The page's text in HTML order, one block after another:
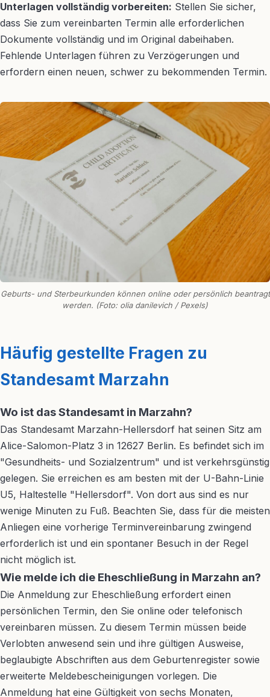
Unterlagen vollständig vorbereiten: Stellen Sie sicher,
dass Sie zum vereinbarten Termin alle erforderlichen
Dokumente vollständig und im Original dabeihaben.
Fehlende Unterlagen führen zu Verzögerungen und
erfordern einen neuen, schwer zu bekommenden Termin.
Geburts- und Sterbeurkunden können online oder persönlich beantragt
werden. (Foto: olia danilevich / Pexels)
Häufig gestellte Fragen zu
Standesamt Marzahn
Wo ist das Standesamt in Marzahn?
Das Standesamt Marzahn-Hellersdorf hat seinen Sitz am
Alice-Salomon-Platz 3 in 12627 Berlin. Es befindet sich im
"Gesundheits- und Sozialzentrum" und ist verkehrsgünstig
gelegen. Sie erreichen es am besten mit der U-Bahn-Linie
U5, Haltestelle "Hellersdorf". Von dort aus sind es nur
wenige Minuten zu Fuß. Beachten Sie, dass für die meisten
Anliegen eine vorherige Terminvereinbarung zwingend
erforderlich ist und ein spontaner Besuch in der Regel
nicht möglich ist.
Wie melde ich die Eheschließung in Marzahn an?
Die Anmeldung zur Eheschließung erfordert einen
persönlichen Termin, den Sie online oder telefonisch
vereinbaren müssen. Zu diesem Termin müssen beide
Verlobten anwesend sein und ihre gültigen Ausweise,
beglaubigte Abschriften aus dem Geburtenregister sowie
erweiterte Meldebescheinigungen vorlegen. Die
Anmeldung hat eine Gültigkeit von sechs Monaten,